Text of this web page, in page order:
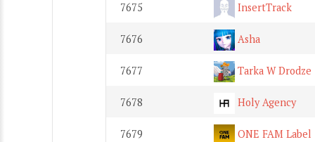
7675 InsertTrack
7676 Asha
7677 Tarka W Drodze
7678 Holy Agency
7679 ONE FAM Label